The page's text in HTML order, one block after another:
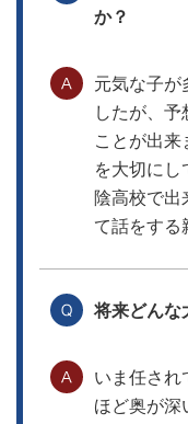
か？
元気な子が
したが、
ことが出来
を大切にし
陰高校で出
て話をする
将来どんな
いま任され
ほど奥が深